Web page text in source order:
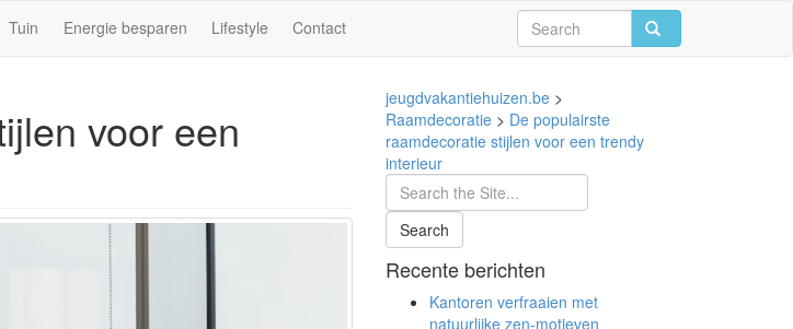
Tuin Energie besparen Lifestyle Contact
voor een
jeugdvakantiehuizen.be >
Raamdecoratie > De populairste
raamdecoratie stijlen voor een trendy
interieur
Recente berichten
Kantoren verfraaien met
natuurlijke zen-motieven